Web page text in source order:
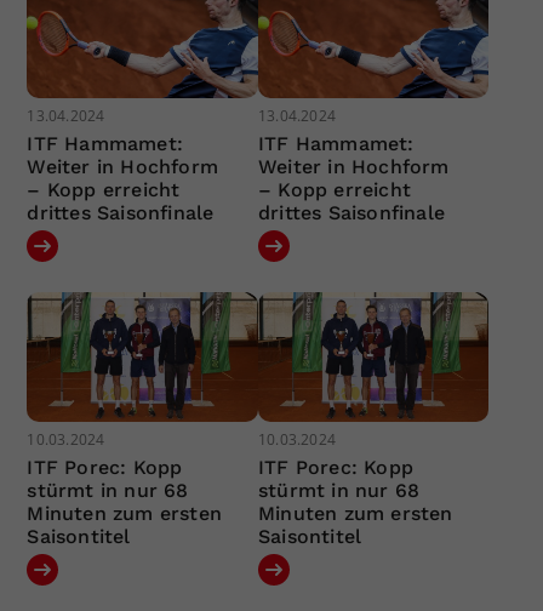
13.04.2024
ITF Hammamet:
Weiter in Hochform
– Kopp erreicht
drittes Saisonfinale
13.04.2024
ITF Hammamet:
Weiter in Hochform
– Kopp erreicht
drittes Saisonfinale
10.03.2024
ITF Porec: Kopp
stürmt in nur 68
Minuten zum ersten
Saisontitel
10.03.2024
ITF Porec: Kopp
stürmt in nur 68
Minuten zum ersten
Saisontitel